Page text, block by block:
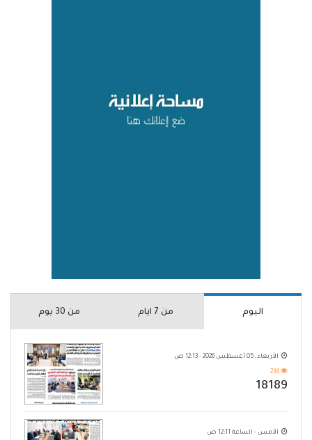
اليوم من 7 ايام من 30 يوم
الأربعاء, 05 أغسطس 2026 - 12:13 ص
234
18189
الأمس - الساعة 12:11 ص